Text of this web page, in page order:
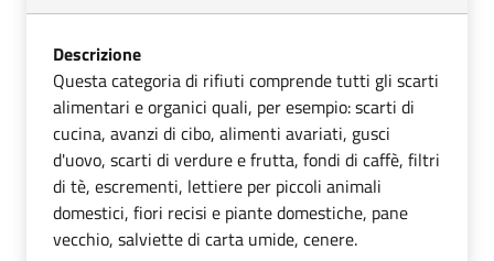
Descrizione
Questa categoria di rifiuti comprende tutti gli scarti
alimentari e organici quali, per esempio: scarti di
cucina, avanzi di cibo, alimenti avariati, gusci
d'uovo, scarti di verdure e frutta, fondi di caffè, filtri
di tè, escrementi, lettiere per piccoli animali
domestici, fiori recisi e piante domestiche, pane
vecchio, salviette di carta umide, cenere.